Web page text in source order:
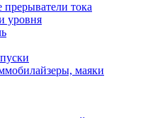
прерыватели тока
уровня
маяки